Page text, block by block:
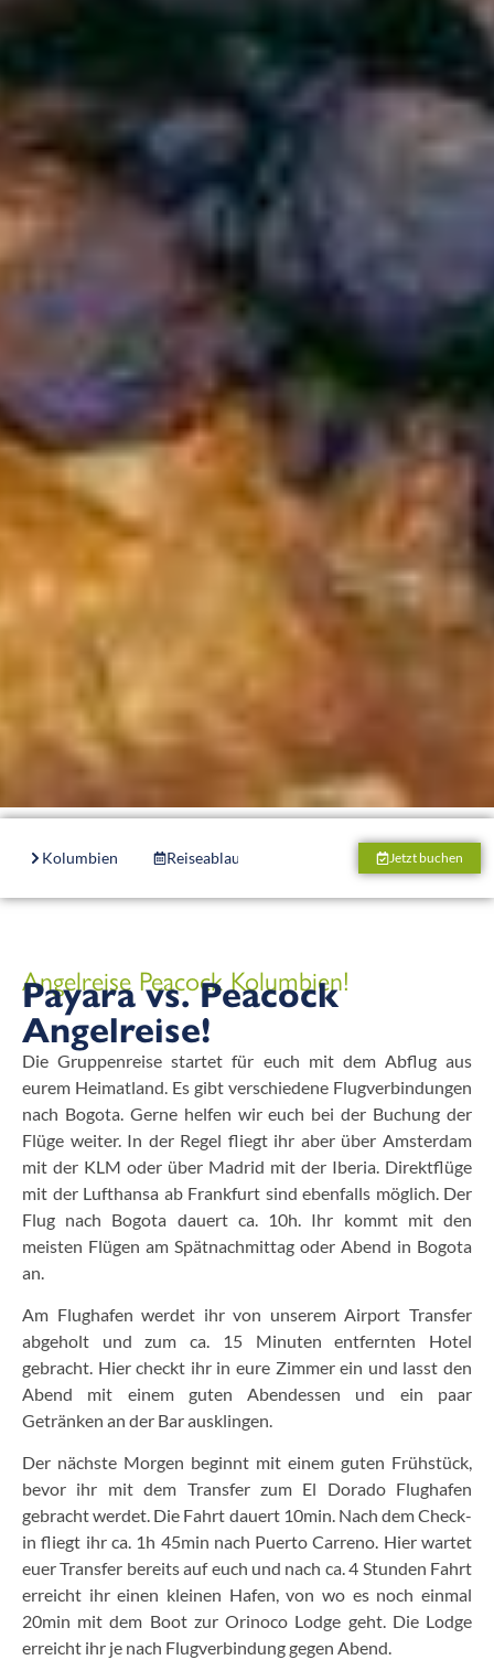
Kolumbien Reiseablauf Boote
Jetzt buchen
Angelreise Peacock Kolumbien!
Payara vs. Peacock
Angelreise!
Die Gruppenreise startet für euch mit dem Abflug aus
eurem Heimatland. Es gibt verschiedene Flugverbindungen
nach Bogota. Gerne helfen wir euch bei der Buchung der
Flüge weiter. In der Regel fliegt ihr aber über Amsterdam
mit der KLM oder über Madrid mit der Iberia. Direktflüge
mit der Lufthansa ab Frankfurt sind ebenfalls möglich. Der
Flug nach Bogota dauert ca. 10h. Ihr kommt mit den
meisten Flügen am Spätnachmittag oder Abend in Bogota
an.
Am Flughafen werdet ihr von unserem Airport Transfer
abgeholt und zum ca. 15 Minuten entfernten Hotel
gebracht. Hier checkt ihr in eure Zimmer ein und lasst den
Abend mit einem guten Abendessen und ein paar
Getränken an der Bar ausklingen.
Der nächste Morgen beginnt mit einem guten Frühstück,
bevor ihr mit dem Transfer zum El Dorado Flughafen
gebracht werdet. Die Fahrt dauert 10min. Nach dem Check-
in fliegt ihr ca. 1h 45min nach Puerto Carreno. Hier wartet
euer Transfer bereits auf euch und nach ca. 4 Stunden Fahrt
erreicht ihr einen kleinen Hafen, von wo es noch einmal
20min mit dem Boot zur Orinoco Lodge geht. Die Lodge
erreicht ihr je nach Flugverbindung gegen Abend.